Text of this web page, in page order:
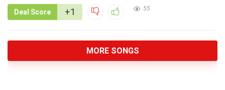
Deal Score +1 55
MORE SONGS